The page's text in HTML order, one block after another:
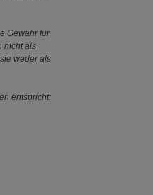
Gewähr für
nicht als
weder als
entspricht: